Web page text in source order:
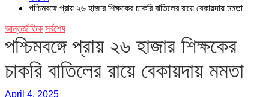
পশ্চিমবঙ্গে প্রায় ২৬ হাজার শিক্ষকের চাকরি বাতিলের রায়ে বেকায়দায় মমতা
আন্তর্জাতিক সর্বশেষ
পশ্চিমবঙ্গে প্রায় ২৬ হাজার শিক্ষকের
চাকরি বাতিলের রায়ে বেকায়দায় মমতা
April 4, 2025